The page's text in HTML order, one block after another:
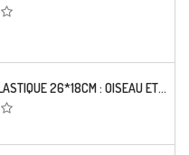
POCHOIR PLASTIQUE 26*18CM : OISEAU ET FLEUR